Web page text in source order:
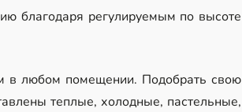
благодаря регулируемым по высоте
в любом помещении. Подобрать свою
теплые, холодные, пастельные,